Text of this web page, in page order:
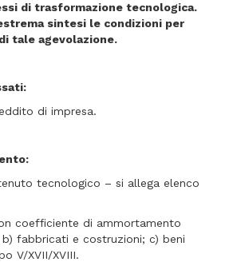
di trasformazione tecnologica.
sintesi le condizioni per
tale agevolazione.
di impresa.
tecnologico – si allega elenco
coefficiente di ammortamento
fabbricati e costruzioni; c) beni
V/XVII/XVIII.